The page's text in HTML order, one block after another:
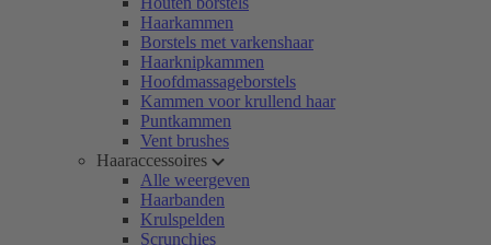
Haarkammen
Borstels met varkenshaar
Haarknipkammen
Hoofdmassageborstels
Kammen voor krullend haar
Puntkammen
Vent brushes
Haaraccessoires
Alle weergeven
Haarbanden
Krulspelden
Scrunchies